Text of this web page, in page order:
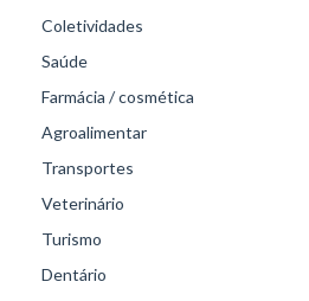
Coletividades
Saúde
Farmácia / cosmética
Agroalimentar
Transportes
Veterinário
Turismo
Dentário